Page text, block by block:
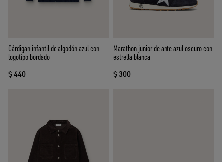
Cárdigan infantil de algodón azul con
logotipo bordado
$ 440
Marathon junior de ante azul oscuro con
estrella blanca
$ 300